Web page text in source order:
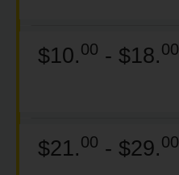
Campanhas
Hertz
Gold+
$10.00 - $18.00
$21.00 - $29.00